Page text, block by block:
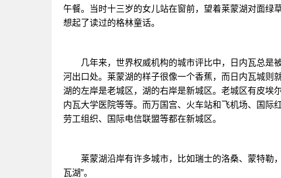
午餐。当时十三岁的女儿站在窗前，望着莱蒙湖对面绿
想起了读过的格林童话。
几年来，世界权威机构的城市评比中，日内瓦总是
河出口处。莱蒙湖的样子很像一个香蕉，而日内瓦城则
湖的左岸是老城区，湖的右岸是新城区。老城区有皮埃
内瓦大学医院等等。而万国宫、火车站和飞机场、国际
劳工组织、国际电信联盟等都在新城区。
莱蒙湖沿岸有许多城市，比如瑞士的洛桑、蒙特勒
瓦湖”。